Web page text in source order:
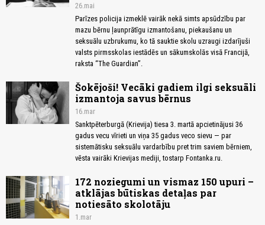
26.mai
Parīzes policija izmeklē vairāk nekā simts apsūdzību par
mazu bērnu ļaunprātīgu izmantošanu, piekaušanu un
seksuālu uzbrukumu, ko tā sauktie skolu uzraugi izdarījuši
valsts pirmsskolas iestādēs un sākumskolās visā Francijā,
raksta “The Guardian”.
Šokējoši! Vecāki gadiem ilgi seksuāli
izmantoja savus bērnus
16.mar
Sanktpēterburgā (Krievija) tiesa 3. martā apcietinājusi 36
gadus vecu vīrieti un viņa 35 gadus veco sievu — par
sistemātisku seksuālu vardarbību pret trim saviem bērniem,
vēsta vairāki Krievijas mediji, tostarp Fontanka.ru.
172 noziegumi un vismaz 150 upuri –
atklājas būtiskas detaļas par
notiesāto skolotāju
1.mar